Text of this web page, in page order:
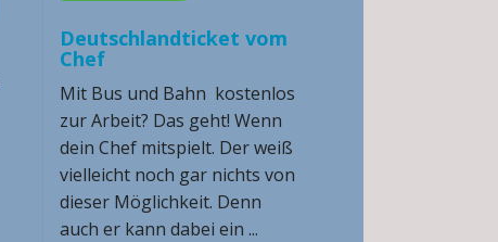
Deutschlandticket vom
Chef
Mit Bus und Bahn kostenlos
zur Arbeit? Das geht! Wenn
dein Chef mitspielt. Der weiß
vielleicht noch gar nichts von
dieser Möglichkeit. Denn
auch er kann dabei ein ...